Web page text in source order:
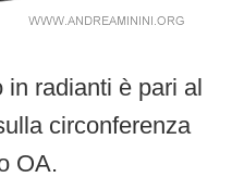
in radianti è pari al
circonferenza
OA.